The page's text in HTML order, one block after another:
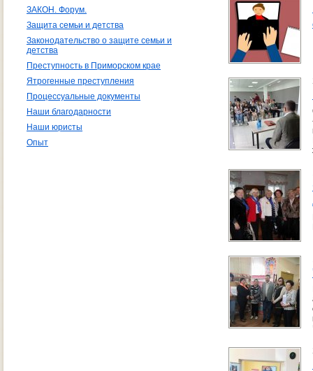
ЗАКОН. Форум.
Защита семьи и детства
Законодательство о защите семьи и
детства
Преступность в Приморском крае
Ятрогенные преступления
Процессуальные документы
Наши благодарности
Наши юристы
Опыт